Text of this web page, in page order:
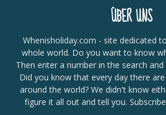
ÜBER UNS
Whenisholiday.com - site dedicated
whole world. Do you want to know
Then enter a number in the search
Did you know that every day there
around the world? We didn't know
figure it all out and tell you.